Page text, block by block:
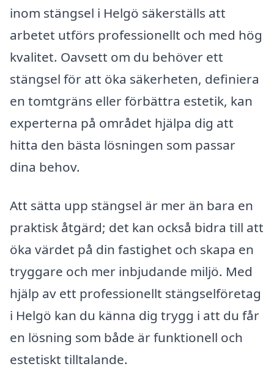
inom stängsel i Helgö säkerställs att
arbetet utförs professionellt och med hög
kvalitet. Oavsett om du behöver ett
stängsel för att öka säkerheten, definiera
en tomtgräns eller förbättra estetik, kan
experterna på området hjälpa dig att
hitta den bästa lösningen som passar
dina behov.
Att sätta upp stängsel är mer än bara en
praktisk åtgärd; det kan också bidra till att
öka värdet på din fastighet och skapa en
tryggare och mer inbjudande miljö. Med
hjälp av ett professionellt stängselföretag
i Helgö kan du känna dig trygg i att du får
en lösning som både är funktionell och
estetiskt tilltalande.